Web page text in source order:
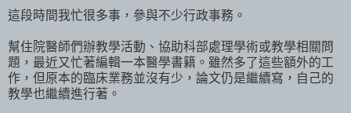
這段時間我忙很多事，參與不少行政事務。
幫住院醫師們辦教學活動、協助科部處理學術或教學相關問
題，最近又忙著編輯一本醫學書籍。雖然多了這些額外的工
作，但原本的臨床業務並沒有少，論文仍是繼續寫，自己的
教學也繼續進行著。